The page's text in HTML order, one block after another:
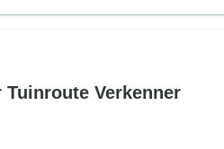
Tuinroute Verkenner